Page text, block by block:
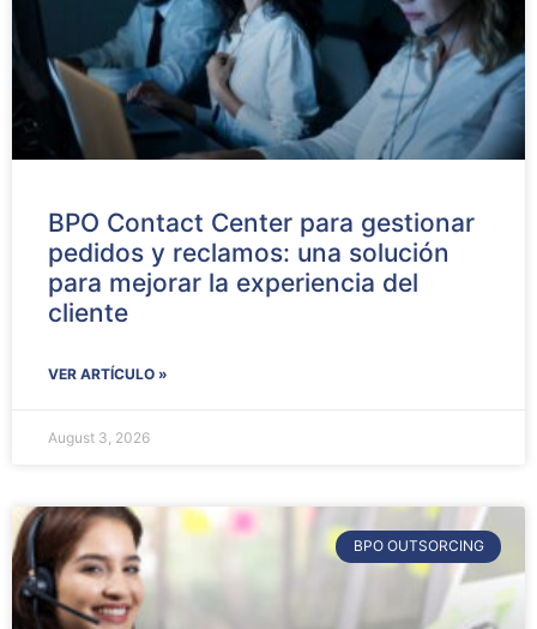
BPO Contact Center para gestionar
pedidos y reclamos: una solución
para mejorar la experiencia del
cliente
VER ARTÍCULO »
August 3, 2026
BPO OUTSORCING